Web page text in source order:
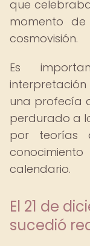
que
momento
cosmovisión.
Es
una profecía
perdurado a
por teorías
calendario.
El 21 de
sucedió